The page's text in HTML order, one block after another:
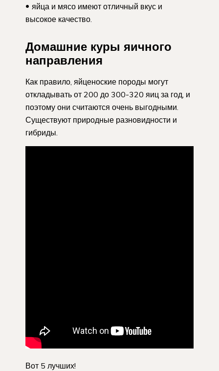
яйца и мясо имеют отличный вкус и
высокое качество.
Домашние куры яичного
направления
Как правило, яйценоские породы могут
откладывать от 200 до 300-320 яиц за год, и
поэтому они считаются очень выгодными.
Существуют природные разновидности и
гибриды.
Вот 5 лучших!